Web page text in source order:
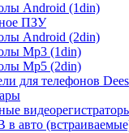
Android (1din)
ПЗУ
Android (2din)
Mp3 (1din)
Mp5 (2din)
для телефонов
в авто